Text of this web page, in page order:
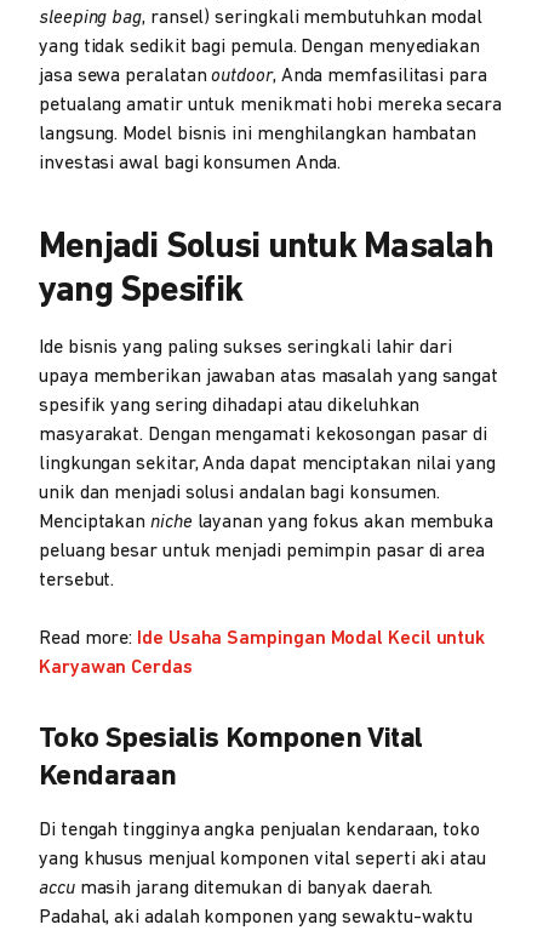
sleeping bag, ransel) seringkali membutuhkan modal
yang tidak sedikit bagi pemula. Dengan menyediakan
jasa sewa peralatanoutdoor, Anda memfasilitasi para
petualang amatir untuk menikmati hobi mereka secara
langsung. Model bisnis ini menghilangkan hambatan
investasi awal bagi konsumen Anda.
Menjadi Solusi untuk Masalah
yang Spesifik
Ide bisnis yang paling sukses seringkali lahir dari
upaya memberikan jawaban atas masalah yang sangat
spesifik yang sering dihadapi atau dikeluhkan
masyarakat. Dengan mengamati kekosongan pasar di
lingkungan sekitar, Anda dapat menciptakan nilai yang
unik dan menjadi solusi andalan bagi konsumen.
Menciptakanniche layanan yang fokus akan membuka
peluang besar untuk menjadi pemimpin pasar di area
tersebut.
Read more:
Ide Usaha Sampingan Modal Kecil untuk
Karyawan Cerdas
Toko Spesialis Komponen Vital
Kendaraan
Di tengah tingginya angka penjualan kendaraan, toko
yang khusus menjual komponen vital seperti aki atau
accumasih jarang ditemukan di banyak daerah.
Padahal, aki adalah komponen yang sewaktu-waktu